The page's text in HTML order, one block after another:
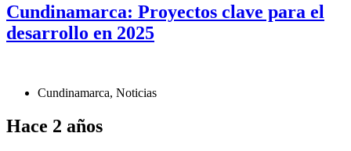
Cundinamarca: Proyectos clave para el
desarrollo en 2025
Cundinamarca, Noticias
Hace 2 años